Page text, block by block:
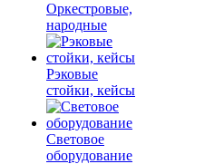
Оркестровые,
народные
Рэковые
стойки, кейсы
Световое
оборудование